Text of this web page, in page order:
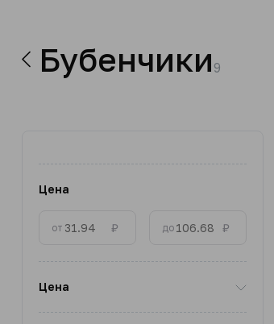
Бубенчики 9
Цена
от ₽ до ₽
Цена